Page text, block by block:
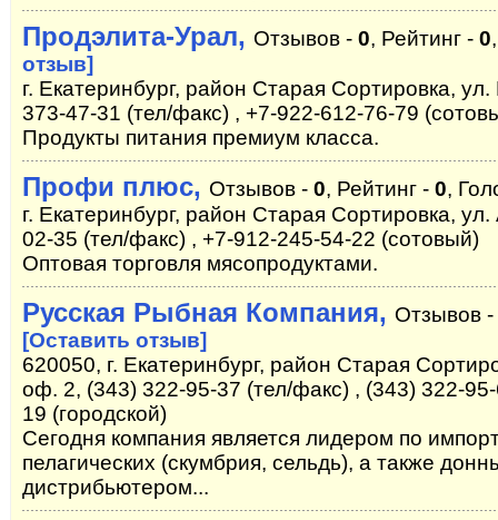
Продэлита-Урал, Отзывов - 0, Рейтинг - 0
отзыв]
г. Екатеринбург, район Старая Сортировка,
373-47-31 (тел/факс) , +7-922-612-76-79
Продукты питания премиум класса.
Профи плюс, Отзывов - 0, Рейтинг - 0,
г. Екатеринбург, район Старая Сортировка,
02-35 (тел/факс) , +7-912-245-54-22 (сотовый)
Оптовая торговля мясопродуктами.
Русская Рыбная Компания, Отзывов -
[Оставить отзыв]
620050, г. Екатеринбург, район Старая
оф. 2, (343) 322-95-37 (тел/факс) , (343) 322-
19 (городской)
Сегодня компания является лидером по
пелагических (скумбрия, сельдь), а также
дистрибьютером...